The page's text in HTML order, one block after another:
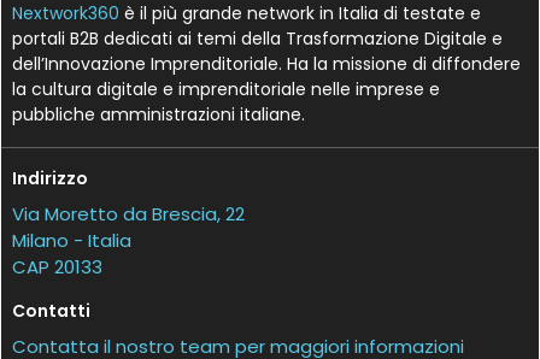
Nextwork360 è il più grande network in Italia di testate e
portali B2B dedicati ai temi della Trasformazione Digitale e
dell’Innovazione Imprenditoriale. Ha la missione di diffondere
la cultura digitale e imprenditoriale nelle imprese e
pubbliche amministrazioni italiane.
Indirizzo
Via Moretto da Brescia, 22
Milano - Italia
CAP 20133
Contatti
Contatta il nostro team per maggiori informazioni